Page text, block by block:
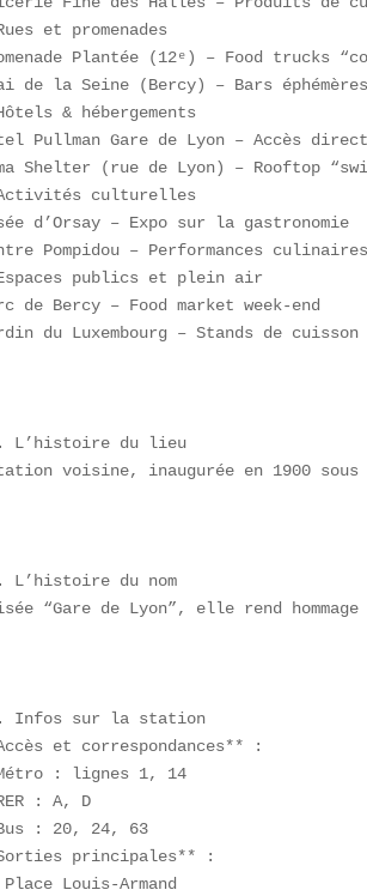
et promenades
Plantée (12ᵉ) – Food trucks
de la Seine (Bercy) – Bars
& hébergements
Pullman Gare de Lyon – Accès
Shelter (rue de Lyon) – Rooftop
culturelles
d’Orsay – Expo sur la gastronomie
Pompidou – Performances
publics et plein air
de Bercy – Food market week-end
du Luxembourg – Stands de
L’histoire du lieu
voisine, inaugurée en 1900
L’histoire du nom
“Gare de Lyon”, elle rend
Infos sur la station
et correspondances** :
: lignes 1, 14
: A, D
: 20, 24, 63
principales** :
Place Louis-Armand